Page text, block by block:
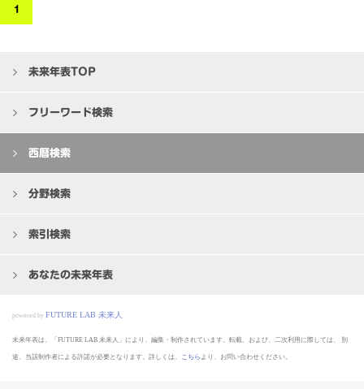
1
未来年表TOP
フリーワード検索
西暦検索
分野検索
索引検索
あなたの未来年表
未来年表は、「FUTURE LAB 未来人」により、編集・制作されています。転載、および、二次利用に際しては、 別
途、当該制作者による許諾が必要となります。詳しくは、 こちら より、お問い合わせください。
powered by FUTURE LAB 未来人